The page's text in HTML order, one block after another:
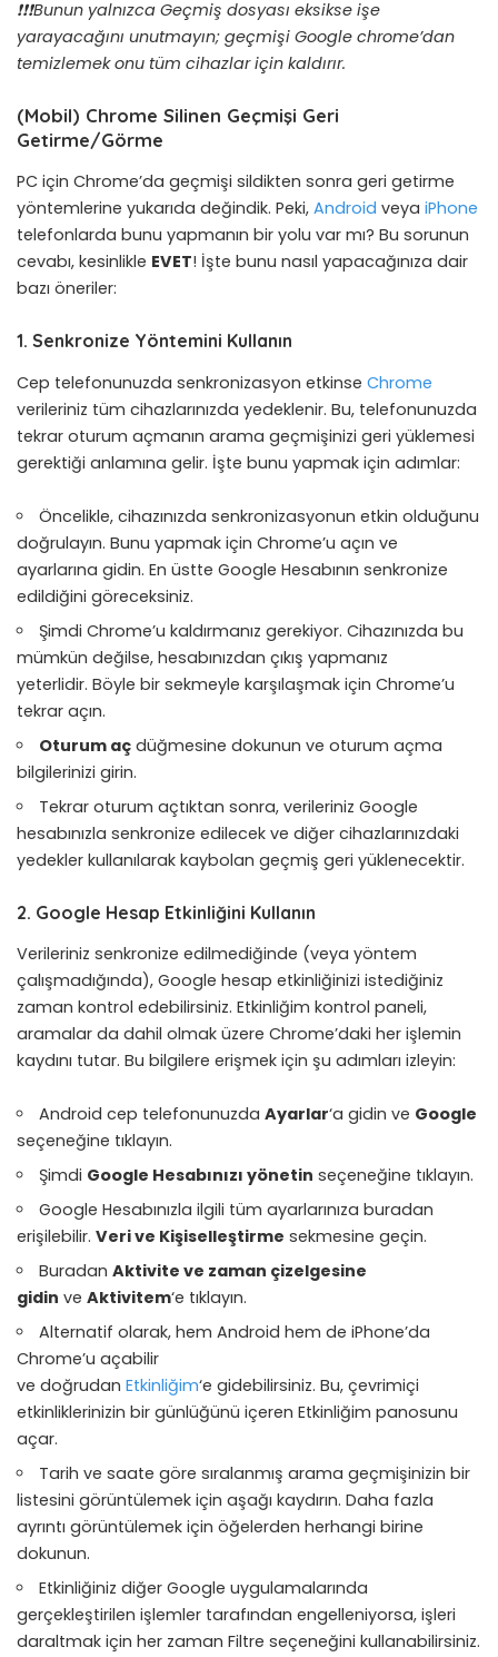
❗❗❗Bunun yalnızca Geçmiş dosyası eksikse işe
yarayacağını unutmayın; geçmişi Google chrome’dan
temizlemek onu tüm cihazlar için kaldırır.
(Mobil) Chrome Silinen Geçmişi Geri
Getirme/Görme
PC için Chrome’da geçmişi sildikten sonra geri getirme
yöntemlerine yukarıda değindik. Peki, Android veya iPhone
telefonlarda bunu yapmanın bir yolu var mı? Bu sorunun
cevabı, kesinlikle EVET! İşte bunu nasıl yapacağınıza dair
bazı öneriler:
1. Senkronize Yöntemini Kullanın
Cep telefonunuzda senkronizasyon etkinse Chrome
verileriniz tüm cihazlarınızda yedeklenir. Bu, telefonunuzda
tekrar oturum açmanın arama geçmişinizi geri yüklemesi
gerektiği anlamına gelir. İşte bunu yapmak için adımlar:
Öncelikle, cihazınızda senkronizasyonun etkin olduğunu
doğrulayın. Bunu yapmak için Chrome’u açın ve
ayarlarına gidin. En üstte Google Hesabının senkronize
edildiğini göreceksiniz.
Şimdi Chrome’u kaldırmanız gerekiyor. Cihazınızda bu
mümkün değilse, hesabınızdan çıkış yapmanız
yeterlidir. Böyle bir sekmeyle karşılaşmak için Chrome’u
tekrar açın.
Oturum aç düğmesine dokunun ve oturum açma
bilgilerinizi girin.
Tekrar oturum açtıktan sonra, verileriniz Google
hesabınızla senkronize edilecek ve diğer cihazlarınızdaki
yedekler kullanılarak kaybolan geçmiş geri yüklenecektir.
2. Google Hesap Etkinliğini Kullanın
Verileriniz senkronize edilmediğinde (veya yöntem
çalışmadığında), Google hesap etkinliğinizi istediğiniz
zaman kontrol edebilirsiniz. Etkinliğim kontrol paneli,
aramalar da dahil olmak üzere Chrome’daki her işlemin
kaydını tutar. Bu bilgilere erişmek için şu adımları izleyin:
Android cep telefonunuzdaAyarlar‘a gidin ve Google
seçeneğine tıklayın.
Şimdi Google Hesabınızı yönetin seçeneğine tıklayın.
Google Hesabınızla ilgili tüm ayarlarınıza buradan
erişilebilir. Veri ve Kişiselleştirme sekmesine geçin.
BuradanAktivite ve zaman çizelgesine
gidin ve Aktivitem‘e tıklayın.
Alternatif olarak, hem Android hem de iPhone’da
Chrome’u açabilir
ve doğrudan Etkinliğim‘e gidebilirsiniz. Bu, çevrimiçi
etkinliklerinizin bir günlüğünü içeren Etkinliğim panosunu
açar.
Tarih ve saate göre sıralanmış arama geçmişinizin bir
listesini görüntülemek için aşağı kaydırın. Daha fazla
ayrıntı görüntülemek için öğelerden herhangi birine
dokunun.
Etkinliğiniz diğer Google uygulamalarında
gerçekleştirilen işlemler tarafından engelleniyorsa, işleri
daraltmak için her zaman Filtre seçeneğini kullanabilirsiniz.